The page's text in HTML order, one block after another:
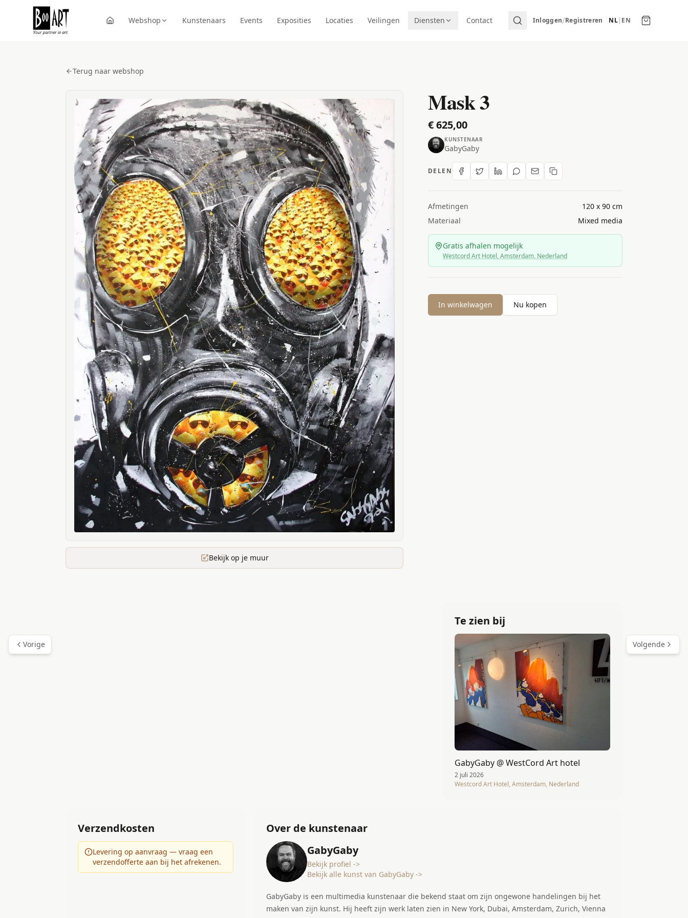
Webshop Kunstenaars Events Exposities Locaties Veilingen Diensten Contact Inloggen/Registreren NL| EN
Terug naar webshop
Bekijk op je muur
Mask 3
€ 625,00
KUNSTENAAR
GabyGaby
DELEN
Afmetingen
120 x 90 cm
Materiaal
Mixed media
Gratis afhalen mogelijk
Westcord Art Hotel, Amsterdam, Nederland
In winkelwagen Nu kopen
Vorige Volgende
Te zien bij
GabyGaby @ WestCord Art hotel
2 juli 2026
Westcord Art Hotel, Amsterdam, Nederland
Verzendkosten
Levering op aanvraag — vraag een
verzendofferte aan bij het afrekenen.
Over de kunstenaar
GabyGaby
Bekijk profiel ->
Bekijk alle kunst van GabyGaby ->
GabyGaby is een multimedia kunstenaar die bekend staat om zijn ongewone handelingen bij het
maken van zijn kunst. Hij heeft zijn werk laten zien in New York, Dubai, Amsterdam, Zurich, Vienna